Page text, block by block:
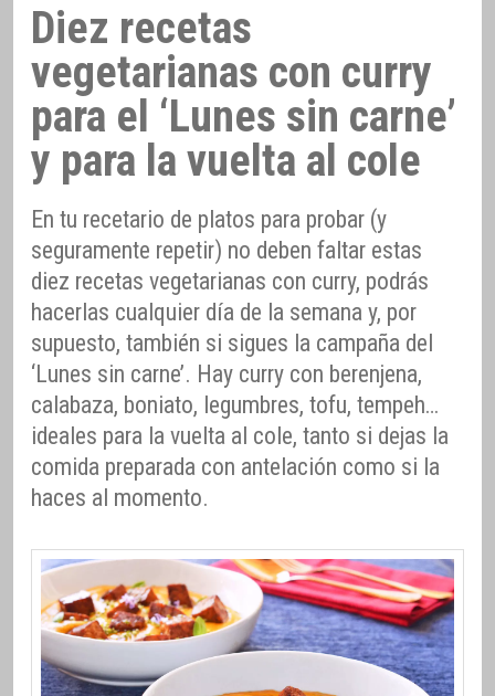
Diez recetas
vegetarianas con curry
para el ‘Lunes sin carne’
y para la vuelta al cole
En tu recetario de platos para probar (y
seguramente repetir) no deben faltar estas
diez recetas vegetarianas con curry, podrás
hacerlas cualquier día de la semana y, por
supuesto, también si sigues la campaña del
‘Lunes sin carne’. Hay curry con berenjena,
calabaza, boniato, legumbres, tofu, tempeh…
ideales para la vuelta al cole, tanto si dejas la
comida preparada con antelación como si la
haces al momento.